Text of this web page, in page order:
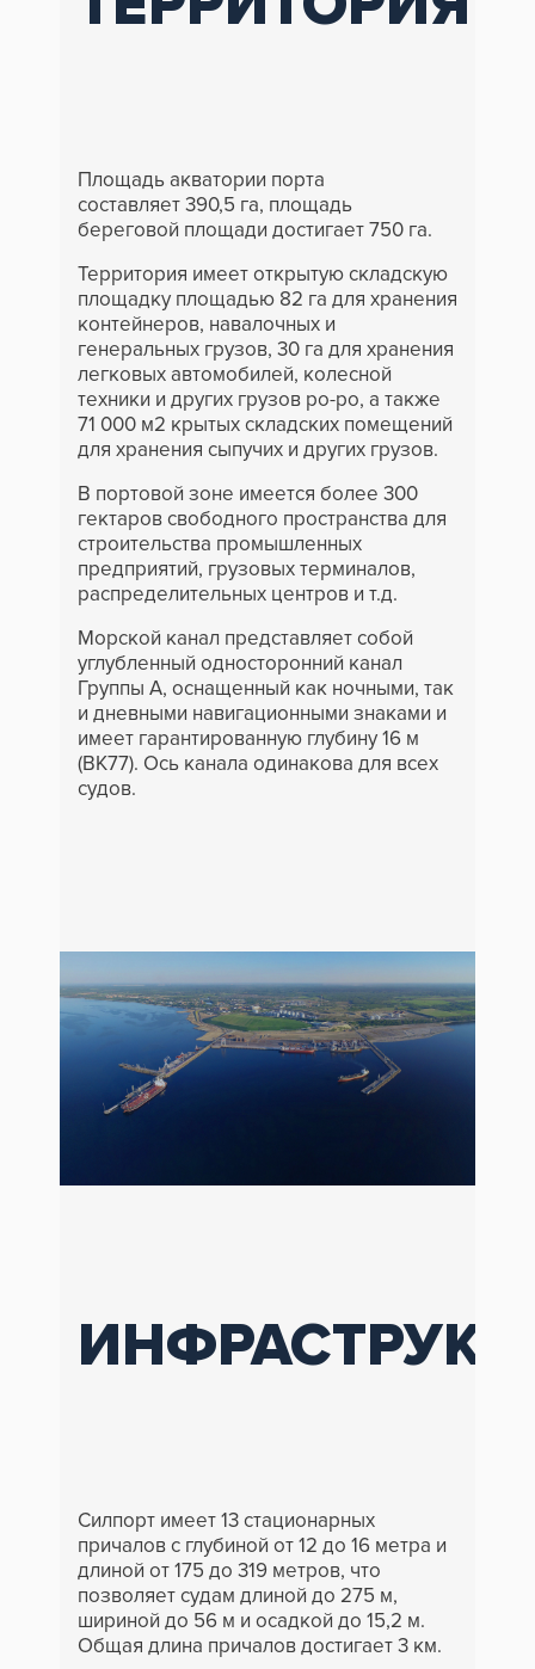
Площадь акватории порта
составляет 390,5 га, площадь
береговой площади достигает 750 га.
Территория имеет открытую складскую
площадку площадью 82 га для хранения
контейнеров, навалочных и
генеральных грузов, 30 га для хранения
легковых автомобилей, колесной
техники и других грузов ро-ро, а также
71 000 м2 крытых складских помещений
для хранения сыпучих и других грузов.
В портовой зоне имеется более 300
гектаров свободного пространства для
строительства промышленных
предприятий, грузовых терминалов,
распределительных центров и т.д.
Морской канал представляет собой
углубленный односторонний канал
Группы А, оснащенный как ночными, так
и дневными навигационными знаками и
имеет гарантированную глубину 16 м
(BK77). Ось канала одинакова для всех
судов.
Силпорт имеет 13 стационарных
причалов с глубиной от 12 до 16 метра и
длиной от 175 до 319 метров, что
позволяет судам длиной до 275 м,
шириной до 56 м и осадкой до 15,2 м.
Общая длина причалов достигает 3 км.